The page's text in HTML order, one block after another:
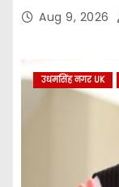
Aug 9, 2026
उधमसिंह नगर UK